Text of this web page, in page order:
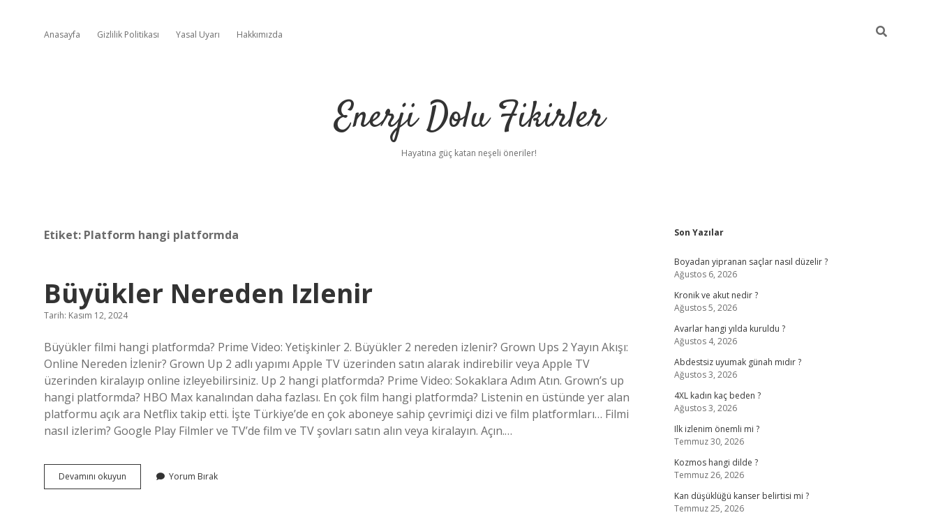
Anasayfa Gizlilik Politikası Yasal Uyarı Hakkımızda
Enerji Dolu Fikirler
Hayatına güç katan neşeli öneriler!
Etiket: Platform hangi platformda
Büyükler Nereden Izlenir
Tarih: Kasım 12, 2024
Büyükler filmi hangi platformda? Prime Video: Yetişkinler 2. Büyükler 2 nereden izlenir? Grown Ups 2 Yayın Akışı:
Online Nereden İzlenir? Grown Up 2 adlı yapımı Apple TV üzerinden satın alarak indirebilir veya Apple TV
üzerinden kiralayıp online izleyebilirsiniz. Up 2 hangi platformda? Prime Video: Sokaklara Adım Atın. Grown’s up
hangi platformda? HBO Max kanalından daha fazlası. En çok film hangi platformda? Listenin en üstünde yer alan
platformu açık ara Netflix takip etti. İşte Türkiye’de en çok aboneye sahip çevrimiçi dizi ve film platformları… Filmi
nasıl izlerim? Google Play Filmler ve TV’de film ve TV şovları satın alın veya kiralayın. Açın.…
Devamını okuyun Büyükler
Nereden
Yorum Bırak
Sidebar
Son Yazılar
Boyadan yipranan saçlar nasıl düzelir ?
Ağustos 6, 2026
Kronik ve akut nedir ?
Ağustos 5, 2026
Avarlar hangi yılda kuruldu ?
Ağustos 4, 2026
Abdestsiz uyumak günah mıdır ?
Ağustos 3, 2026
4XL kadın kaç beden ?
Ağustos 3, 2026
Ilk izlenim önemli mi ?
Temmuz 30, 2026
Kozmos hangi dilde ?
Temmuz 26, 2026
Kan düşüklüğü kanser belirtisi mi ?
Temmuz 25, 2026